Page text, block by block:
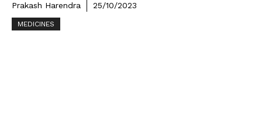
Prakash Harendra 25/10/2023
MEDICINES